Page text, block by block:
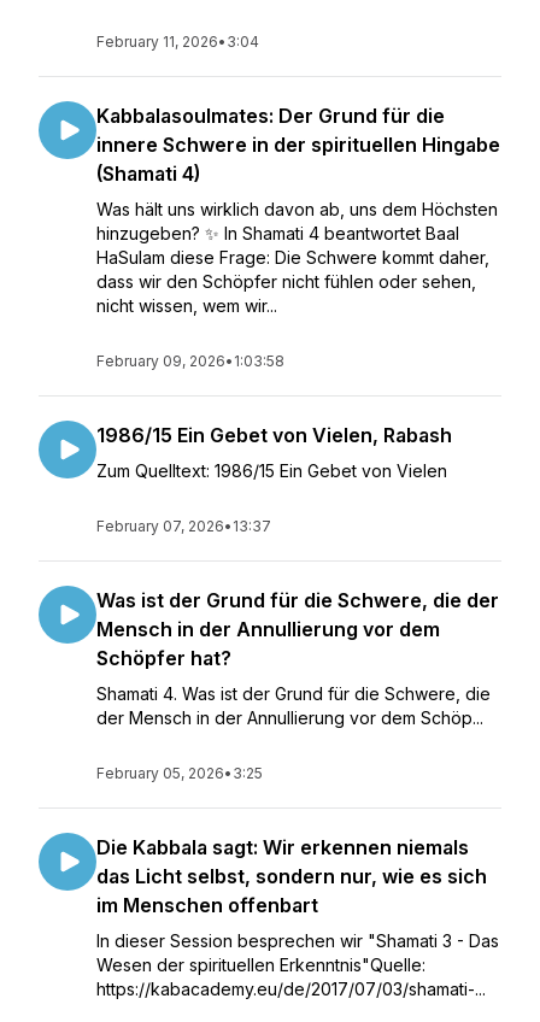
February 11, 2026• 3:04
Kabbalasoulmates: Der Grund für die
innere Schwere in der spirituellen Hingabe
(Shamati 4)
Was hält uns wirklich davon ab, uns dem Höchsten
hinzugeben? ✨ In Shamati 4 beantwortet Baal
HaSulam diese Frage: Die Schwere kommt daher,
dass wir den Schöpfer nicht fühlen oder sehen,
nicht wissen, wem wir...
February 09, 2026• 1:03:58
1986/15 Ein Gebet von Vielen, Rabash
Zum Quelltext: 1986/15 Ein Gebet von Vielen
February 07, 2026• 13:37
Was ist der Grund für die Schwere, die der
Mensch in der Annullierung vor dem
Schöpfer hat?
Shamati 4. Was ist der Grund für die Schwere, die
der Mensch in der Annullierung vor dem Schöp...
February 05, 2026• 3:25
Die Kabbala sagt: Wir erkennen niemals
das Licht selbst, sondern nur, wie es sich
im Menschen offenbart
In dieser Session besprechen wir "Shamati 3 - Das
Wesen der spirituellen Erkenntnis"Quelle:
https://kabacademy.eu/de/2017/07/03/shamati-...